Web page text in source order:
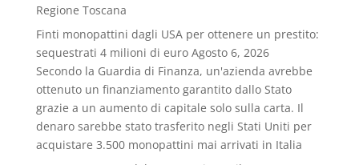
Regione Toscana
Finti monopattini dagli USA per ottenere un prestito:
sequestrati 4 milioni di euro Agosto 6, 2026
Secondo la Guardia di Finanza, un'azienda avrebbe
ottenuto un finanziamento garantito dallo Stato
grazie a un aumento di capitale solo sulla carta. Il
denaro sarebbe stato trasferito negli Stati Uniti per
acquistare 3.500 monopattini mai arrivati in Italia